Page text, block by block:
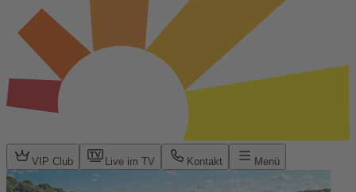
VIP Club Live im TV Kontakt Menü